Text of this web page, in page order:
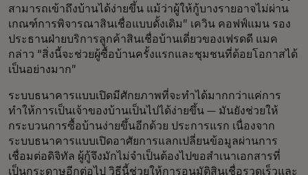
สามารถเข้าถึงบ้านได้ง่ายขึ้น แม้ว่าผู้ให้กู้บางรายอาจไม่ผ่าน
เกณฑ์การพิจารณาสินเชื่อแบบดั้งเดิม” เควิน คอฟฟ์แมน รอง
ประธานฝ่ายบริการลูกค้าสินเชื่อบ้านเดี่ยวของเฟรดดี แมค
กล่าว “สิ่งนี้จะช่วยผู้ซื้อบ้านครั้งแรกและชุมชนที่ด้อยโอกาสได้
เป็นอย่างมาก”
ระบบธนาคารแบบเปิดมีศักยภาพที่จะทำได้มากกว่าแค่การ
ทำให้การเป็นเจ้าของบ้านเป็นไปได้ง่ายขึ้น — มันยังช่วยให้
กระบวนการซื้อบ้านง่ายขึ้นอีกด้วย ประการแรก เนื่องจาก
ระบบธนาคารแบบเปิดอาศัยการแลกเปลี่ยนข้อมูลผ่านการ
เชื่อมต่อดิจิทัล ผู้กู้จึงมักไม่จำเป็นต้องไปขอสำเนาเอกสารที่
เป็นกระดาษอีกต่อไป วิธีนี้ช่วยให้การอนุมัติสินเชื่อรวดเร็วและ